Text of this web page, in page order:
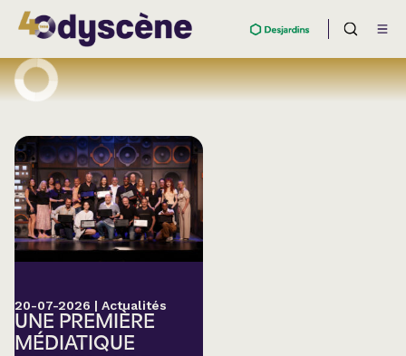
20-07-2026 | Actualités
UNE PREMIÈRE
MÉDIATIQUE